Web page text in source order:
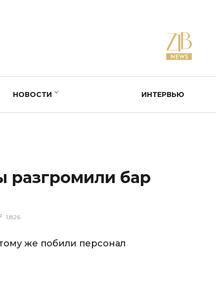
НОВОСТИ ИНТЕРВЬЮ
разгромили бар
1,826
же побили персонал